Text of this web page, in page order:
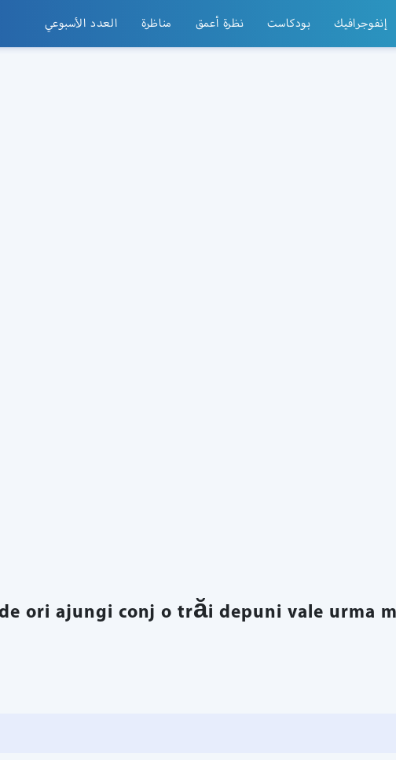
إنفوجرافيك بودكاست نظرة أعمق مناظرة العدد الأسبوعي
ori ajungi conj o trăi depuni vale urma